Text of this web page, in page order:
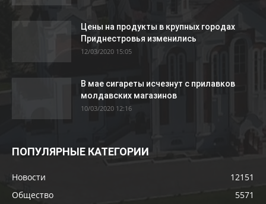
Цены на продукты в крупных городах
Приднестровья изменились
12/03/2020 15:05
В мае сигареты исчезнут с прилавков
молдавских магазинов
10/03/2020 12:16
ПОПУЛЯРНЫЕ КАТЕГОРИИ
Новости
12151
Общество
5571